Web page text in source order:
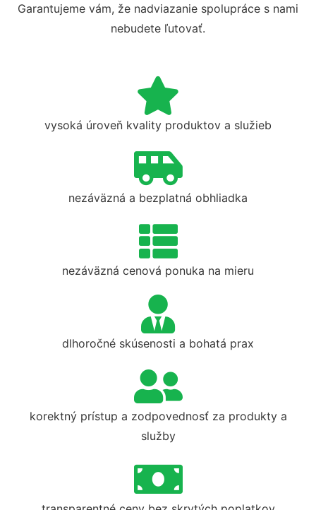
Garantujeme vám, že nadviazanie spolupráce s nami
nebudete ľutovať.
vysoká úroveň kvality produktov a služieb
nezáväzná a bezplatná obhliadka
nezáväzná cenová ponuka na mieru
dlhoročné skúsenosti a bohatá prax
korektný prístup a zodpovednosť za produkty a
služby